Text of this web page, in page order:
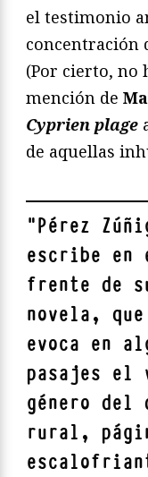
el testimonio
concentración
(Por cierto, no
mención de
Cyprien plage
de aquellas
"Pérez
escribe en
frente de
novela, que
evoca en
pasajes el
género del
rural,